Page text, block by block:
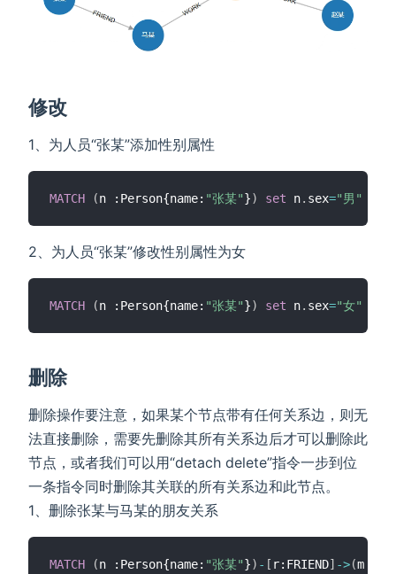
修改
1、为人员“张某”添加性别属性
MATCH (n :Person{name: "张某"}) set n. sex="男"
2、为人员“张某”修改性别属性为女
MATCH (n :Person{name: "张某"}) set n. sex="女"
删除
删除操作要注意，如果某个节点带有任何关系边，则无
法直接删除，需要先删除其所有关系边后才可以删除此
节点，或者我们可以用“detach delete”指令一步到位
一条指令同时删除其关联的所有关系边和此节点。
1、删除张某与马某的朋友关系
MATCH (n :Person{name: "张某"}) - [ r:FRIEND] ->(m